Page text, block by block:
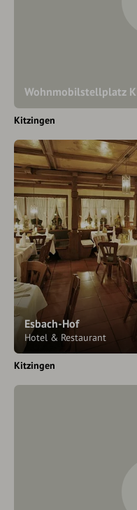
Wohnmobilstellplatz
Kitzingen
Esbach-Hof
Hotel & Restaurant
Kitzingen